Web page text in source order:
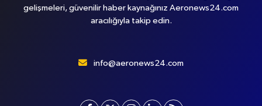
gelişmeleri, güvenilir haber kaynağınız Aeronews24.com
aracılığıyla takip edin.
info@aeronews24.com